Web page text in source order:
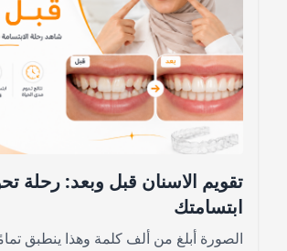
تقويم الاسنان قبل وبعد: رحلة
ابتسامتك